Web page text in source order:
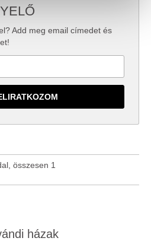
elemzéséhez. Ezenkívül
és elemező partnereinkkel
vonatkozó
az adatokat más olyan
adott meg számukra vagy az
gyűjtöttek.
Add meg email címedet és
összesen 1
házak